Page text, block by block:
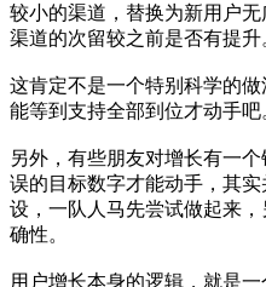
较小的渠道，替换为新用户
渠道的次留较之前是否有提升
这肯定不是一个特别科学的
能等到支持全部到位才动手吧
另外，有些朋友对增长有一
误的目标数字才能动手，其
设，一队人马先尝试做起来
确性。
用户增长本身的逻辑，就是